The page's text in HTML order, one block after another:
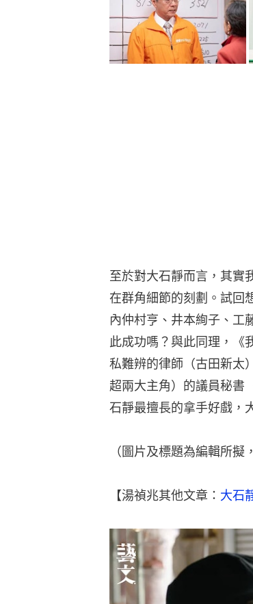
至於對大石靜而言，其實
在群角細節的刻劃。試回
內仲村亨、井本絢子、工
此成功嗎？與此同理，《
私難辨的律師（古田新太
超兩大主角）的議員秘書
石靜最擅長的拿手好戲，
（圖片及標題為編輯所擬
【湯禎兆其他文章： 大石